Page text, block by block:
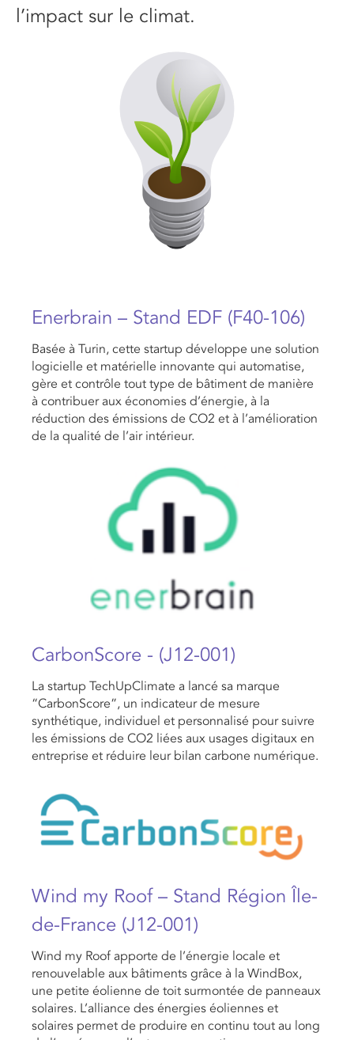
l’impact sur le climat.
Enerbrain – Stand EDF (F40-106)
Basée à Turin, cette startup développe une solution
logicielle et matérielle innovante qui automatise,
gère et contrôle tout type de bâtiment de manière
à contribuer aux économies d’énergie, à la
réduction des émissions de CO2 et à l’amélioration
de la qualité de l’air intérieur.
CarbonScore - (J12-001)
La startup TechUpClimate a lancé sa marque
“CarbonScore”, un indicateur de mesure
synthétique, individuel et personnalisé pour suivre
les émissions de CO2 liées aux usages digitaux en
entreprise et réduire leur bilan carbone numérique.
Wind my Roof – Stand Région Île-
de-France (J12-001)
Wind my Roof apporte de l’énergie locale et
renouvelable aux bâtiments grâce à la WindBox,
une petite éolienne de toit surmontée de panneaux
solaires. L’alliance des énergies éoliennes et
solaires permet de produire en continu tout au long